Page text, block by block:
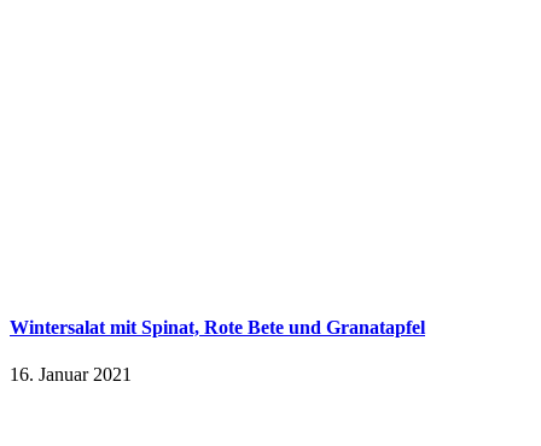
Wintersalat mit Spinat, Rote Bete und Granatapfel
16. Januar 2021